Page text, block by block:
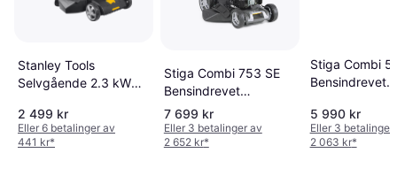
Stanley Tools
Selvgående 2.3 kW
gressklipper
2 499 kr
Eller 6 betalinger av
441 kr*
Stiga Combi 753 SE
Bensindrevet
gressklipper
7 699 kr
Eller 3 betalinger av
2 652 kr*
Stiga Combi
Bensindrevet
5 990 kr
Eller 3 betalinger
2 063 kr*